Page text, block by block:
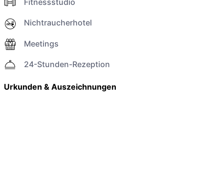
Fitnessstudio
Nichtraucherhotel
Meetings
24-Stunden-Rezeption
Urkunden & Auszeichnungen